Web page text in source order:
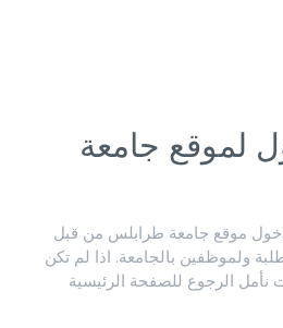
لموقع جامعة
موقع جامعة طرابلس من قبل
ولموظفين بالجامعة. اذا لم تكن
نأمل الرجوع للصفحة الرئيسية